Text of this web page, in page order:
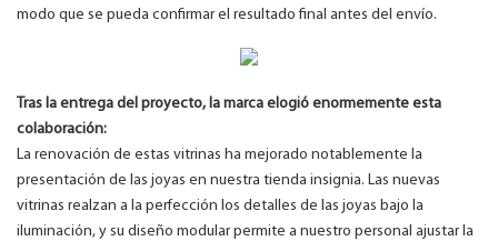
modo que se pueda confirmar el resultado final antes del envío.
Tras la entrega del proyecto, la marca elogió enormemente esta
colaboración:
La renovación de estas vitrinas ha mejorado notablemente la
presentación de las joyas en nuestra tienda insignia. Las nuevas
vitrinas realzan a la perfección los detalles de las joyas bajo la
iluminación, y su diseño modular permite a nuestro personal ajustar la